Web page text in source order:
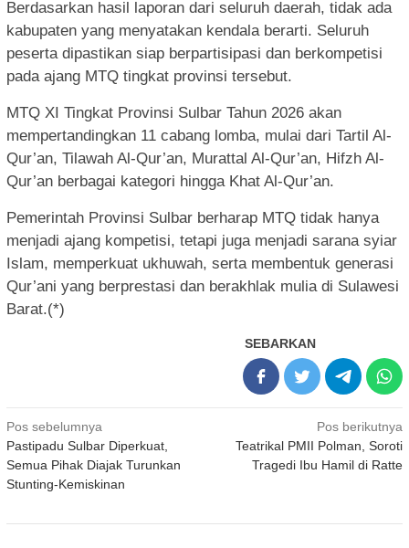
Berdasarkan hasil laporan dari seluruh daerah, tidak ada
kabupaten yang menyatakan kendala berarti. Seluruh
peserta dipastikan siap berpartisipasi dan berkompetisi
pada ajang MTQ tingkat provinsi tersebut.
MTQ XI Tingkat Provinsi Sulbar Tahun 2026 akan
mempertandingkan 11 cabang lomba, mulai dari Tartil Al-
Qur’an, Tilawah Al-Qur’an, Murattal Al-Qur’an, Hifzh Al-
Qur’an berbagai kategori hingga Khat Al-Qur’an.
Pemerintah Provinsi Sulbar berharap MTQ tidak hanya
menjadi ajang kompetisi, tetapi juga menjadi sarana syiar
Islam, memperkuat ukhuwah, serta membentuk generasi
Qur’ani yang berprestasi dan berakhlak mulia di Sulawesi
Barat.(*)
SEBARKAN
Navigasi
pos
Pos sebelumnya
Pastipadu Sulbar Diperkuat,
Semua Pihak Diajak Turunkan
Stunting-Kemiskinan
Pos berikutnya
Teatrikal PMII Polman, Soroti
Tragedi Ibu Hamil di Ratte